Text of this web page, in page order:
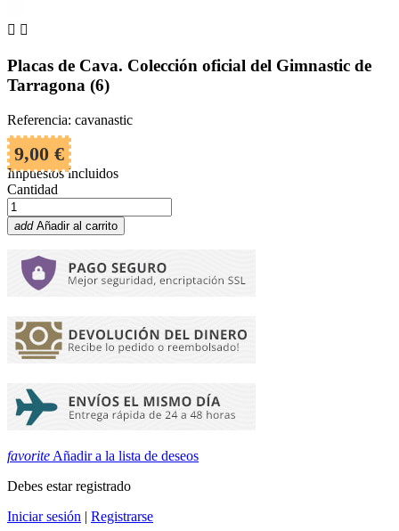
 
Placas de Cava. Colección oficial del Gimnastic de
Tarragona (6)
Referencia: cavanastic
9,00 €
Impuestos incluidos
Cantidad
add Añadir al carrito
favorite Añadir a la lista de deseos
Debes estar registrado
Iniciar sesión | Registrarse